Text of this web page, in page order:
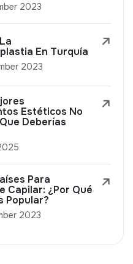
2023
En Turquía
2023
Estéticos No
Deberías
Para
Capilar: ¿Por Qué
Popular?
2023